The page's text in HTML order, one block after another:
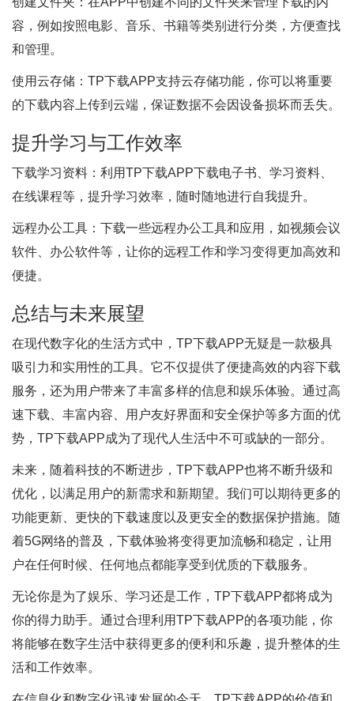
容，例如按照电影、音乐、书籍等类别进行分类，方便查找
和管理。
使用云存储：TP下载APP支持云存储功能，你可以将重要
的下载内容上传到云端，保证数据不会因设备损坏而丢失。
提升学习与工作效率
下载学习资料：利用TP下载APP下载电子书、学习资料、
在线课程等，提升学习效率，随时随地进行自我提升。
远程办公工具：下载一些远程办公工具和应用，如视频会议
软件、办公软件等，让你的远程工作和学习变得更加高效和
便捷。
总结与未来展望
在现代数字化的生活方式中，TP下载APP无疑是一款极具
吸引力和实用性的工具。它不仅提供了便捷高效的内容下载
服务，还为用户带来了丰富多样的信息和娱乐体验。通过高
速下载、丰富内容、用户友好界面和安全保护等多方面的优
势，TP下载APP成为了现代人生活中不可或缺的一部分。
未来，随着科技的不断进步，TP下载APP也将不断升级和
优化，以满足用户的新需求和新期望。我们可以期待更多的
功能更新、更快的下载速度以及更安全的数据保护措施。随
着5G网络的普及，下载体验将变得更加流畅和稳定，让用
户在任何时候、任何地点都能享受到优质的下载服务。
无论你是为了娱乐、学习还是工作，TP下载APP都将成为
你的得力助手。通过合理利用TP下载APP的各项功能，你
将能够在数字生活中获得更多的便利和乐趣，提升整体的生
活和工作效率。